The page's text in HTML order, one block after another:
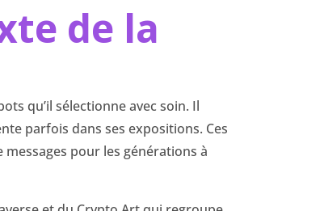
de la
qu’il sélectionne avec soin. Il
parfois dans ses expositions. Ces
pour les générations à